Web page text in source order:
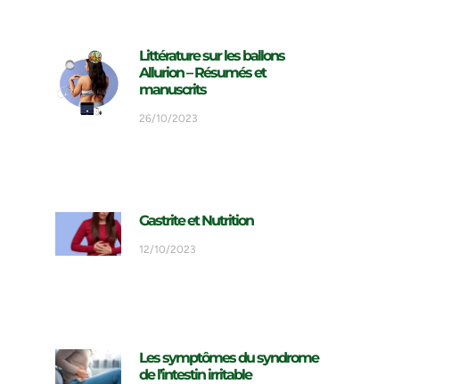
Littérature sur les ballons
Allurion – Résumés et
manuscrits
26/10/2023
Gastrite et Nutrition
12/10/2023
Les symptômes du syndrome
de l’intestin irritable